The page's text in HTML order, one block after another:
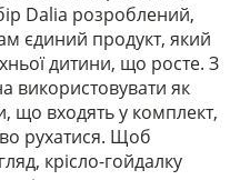
Dalia розроблений,
єдиний продукт, який
дитини, що росте. З
використовувати як
що входять у комплект,
рухатися. Щоб
крісло-гойдалку